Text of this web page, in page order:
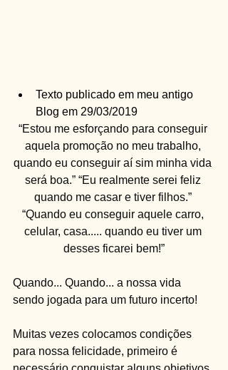
Texto publicado em meu antigo
Blog em 29/03/2019
“Estou me esforçando para conseguir
aquela promoção no meu trabalho,
quando eu conseguir aí sim minha vida
será boa.” “Eu realmente serei feliz
quando me casar e tiver filhos.”
“Quando eu conseguir aquele carro,
celular, casa..... quando eu tiver um
desses ficarei bem!”
Quando... Quando... a nossa vida
sendo jogada para um futuro incerto!
Muitas vezes colocamos condições
para nossa felicidade, primeiro é